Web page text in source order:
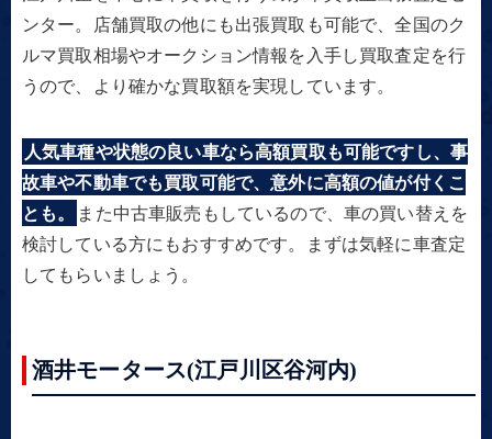
ンター。店舗買取の他にも出張買取も可能で、全国のク
ルマ買取相場やオークション情報を入手し買取査定を行
うので、より確かな買取額を実現しています。
人気車種や状態の良い車なら高額買取も可能ですし、事
故車や不動車でも買取可能で、意外に高額の値が付くこ
とも。
また中古車販売もしているので、車の買い替えを
検討している方にもおすすめです。まずは気軽に車査定
してもらいましょう。
酒井モータース(江戸川区谷河内)